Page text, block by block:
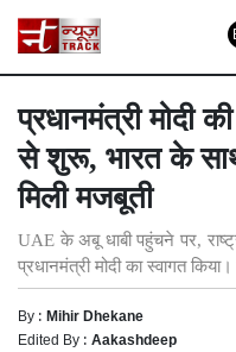
प्रधानमंत्री मोदी
से शुरू, भारत के
मिली मजबूती
UAE के अबू धाबी पहुंचने पर,
प्रधानमंत्री मोदी का स्वागत
By :Mihir Dhekane
Edited By :Aakashdeep